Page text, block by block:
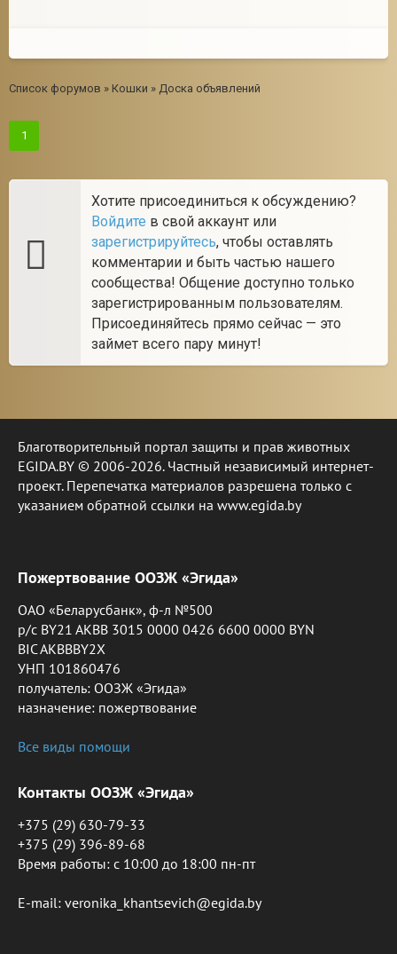
Список форумов » Кошки » Доска объявлений
1
Хотите присоединиться к обсуждению?
Войдите в свой аккаунт или
зарегистрируйтесь, чтобы оставлять
комментарии и быть частью нашего
сообщества! Общение доступно только
зарегистрированным пользователям.
Присоединяйтесь прямо сейчас — это
займет всего пару минут!
Благотворительный портал защиты и прав животных
EGIDA.BY © 2006-2026. Частный независимый интернет-
проект. Перепечатка материалов разрешена только с
указанием обратной ссылки на www.egida.by
Пожертвование ООЗЖ «Эгида»
ОАО «Беларусбанк», ф-л №500
р/с BY21 AKBB 3015 0000 0426 6600 0000 BYN
BIC AKBBBY2X
УНП 101860476
получатель: ООЗЖ «Эгида»
назначение: пожертвование
Все виды помощи
Контакты ООЗЖ «Эгида»
+375 (29) 630-79-33
+375 (29) 396-89-68
Время работы: c 10:00 до 18:00 пн-пт
E-mail: veronika_khantsevich@egida.by